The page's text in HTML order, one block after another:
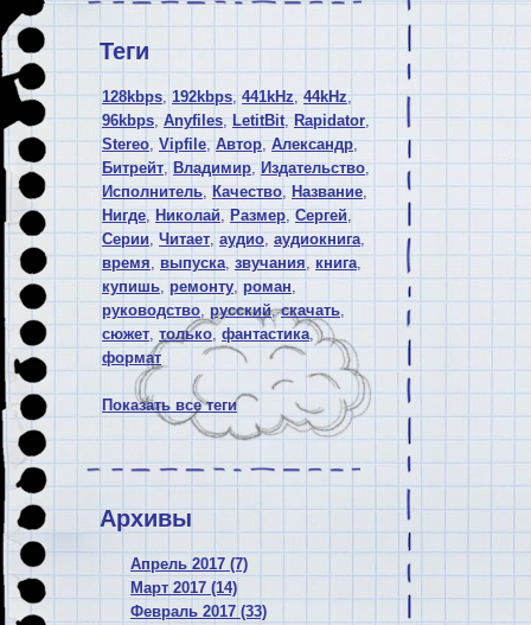
Теги
128kbps, 192kbps, 441kHz, 44kHz,
96kbps, Anyfiles, LetitBit, Rapidator,
Stereo, Vipfile, Автор, Александр,
Битрейт, Владимир, Издательство,
Исполнитель, Качество, Название,
Нигде, Николай, Размер, Сергей,
Серии,Читает, аудио, аудиокнига,
время, выпуска, звучания, книга,
купишь, ремонту, роман,
руководство, русский,скачать,
сюжет, только, фантастика,
формат
Показать все теги
Архивы
Апрель 2017 (7)
Март 2017 (14)
Февраль 2017 (33)